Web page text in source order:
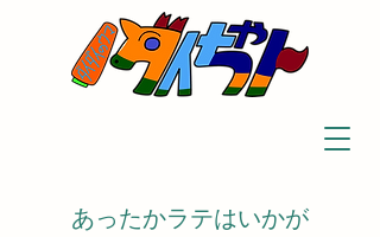
あったかラテはいかが